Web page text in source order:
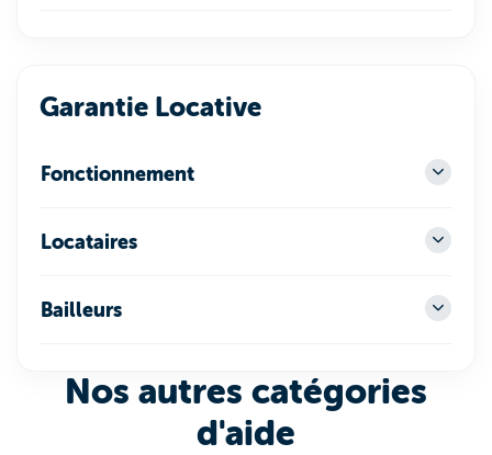
Garantie Locative
Fonctionnement
Locataires
Bailleurs
Nos autres catégories
d'aide